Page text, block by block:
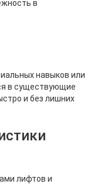
в
навыков или
в существующие
и без лишних
лифтов и